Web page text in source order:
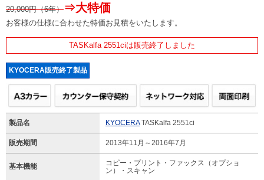
20,000円（6年）⇒大特価
お客様の仕様に合わせた特価お見積をいたします。
TASKalfa 2551ciは販売終了しました
KYOCERA販売終了製品
製品名 KYOCERATASKalfa 2551ci
販売期間 2013年11月～2016年7月
基本機能
コピー・プリント・ファックス（オプショ
ン）・スキャン